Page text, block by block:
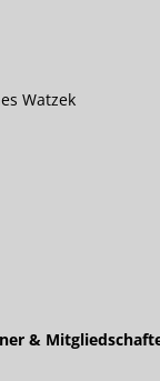
Watzek
&